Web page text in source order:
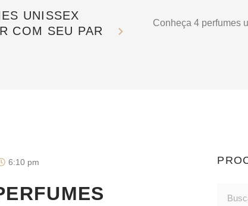
UNISSEX
COM SEU PAR
Conheça 4 perfumes
6:10 pm